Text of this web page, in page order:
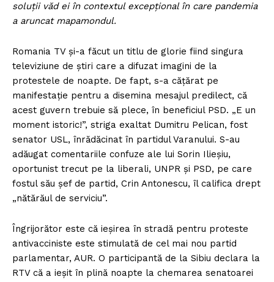
soluții văd ei în contextul excepțional în care pandemia
a aruncat mapamondul.
Romania TV și-a făcut un titlu de glorie fiind singura
televiziune de știri care a difuzat imagini de la
protestele de noapte. De fapt, s-a cățărat pe
manifestație pentru a disemina mesajul predilect, că
acest guvern trebuie să plece, în beneficiul PSD. „E un
moment istoric!”, striga exaltat Dumitru Pelican, fost
senator USL, înrădăcinat în partidul Varanului. S-au
adăugat comentariile confuze ale lui Sorin Ilieșiu,
oportunist trecut pe la liberali, UNPR și PSD, pe care
fostul său șef de partid, Crin Antonescu, îl califica drept
„nătărăul de serviciu”.
Îngrijorător este că ieșirea în stradă pentru proteste
antivacciniste este stimulată de cel mai nou partid
parlamentar, AUR. O participantă de la Sibiu declara la
RTV că a ieșit în plină noapte la chemarea senatoarei